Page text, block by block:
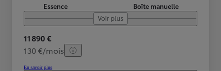
Essence
Boîte manuelle
Voir plus
11 890 €
130 €/mois
En savoir plus